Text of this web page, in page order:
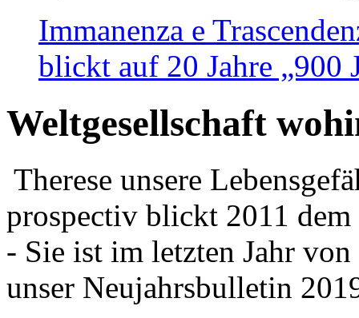
Immanenza e
blickt auf 20 Jahre „900
Weltgesellschaft
Therese unsere
prospectiv blickt 2011
- Sie ist im letzten Jahr
unser Neujahrsbulletin